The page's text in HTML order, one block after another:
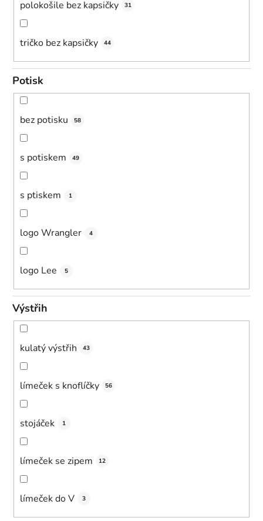
polokošile bez kapsičky 31
tričko bez kapsičky 44
Potisk
bez potisku 58
s potiskem 49
s ptiskem 1
logo Wrangler 4
logo Lee 5
Výstřih
kulatý výstřih 43
límeček s knoflíčky 56
stojáček 1
límeček se zipem 12
límeček do V 3